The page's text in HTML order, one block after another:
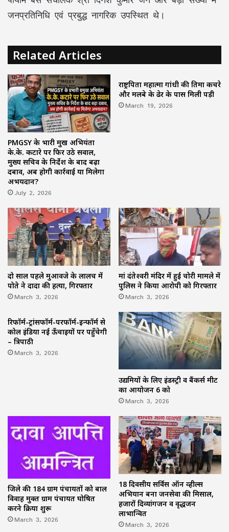
जनप्रतिनिधि एवं प्रबुद्ध नागरिक उपस्थित थे।
Related Articles
PMGSY के प्रभारी प्रमुख अभियंता
के.के. कटारे पर फिर उठे सवाल,
मुख्य सचिव के निर्देश के बाद बढ़ा
दबाव, अब होगी कार्रवाई या मिलेगा
अभयदान?
July 2, 2026
राष्ट्रपिता महात्मा गांधी की प्रतिमा कचरे
और मलबे के ढेर के पास मिली पड़ी
March 19, 2026
दो साल पहले मुआवजे के लालच में
पोते ने दादा की हत्या, गिरफ्तार
March 3, 2026
मां दंतेश्वरी मंदिर में हुई चोरी मामले में
पुलिस ने किया आरोपी को गिरफ्तार
March 3, 2026
रिफॉर्म-ट्रांसफॉर्म-परफॉर्म-इन्फॉर्म से
कोल इंडिया नई ऊँचाइयों पर पहुँचेगी
– त्रिपाठी
March 3, 2026
उद्यमियों के लिए इंडस्ट्री व बैंकर्स मीट
का आयोजन 6 को
March 3, 2026
जिले की 184 ग्राम पंचायतों को बाल
विवाह मुक्त ग्राम पंचायत घोषित
करने प्रक्रिया शुरू
March 3, 2026
18 दिवसीय सर्विस ऑन व्हील्स
अभियान बना जनसेवा की मिसाल,
हजारों दिव्यांगजन व वृद्धजन
लाभान्वित
March 3, 2026